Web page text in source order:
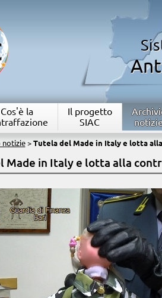
Cos'è la
Il progetto
SIAC
notizie> Tutela del Made in Italy e lotta
Made in Italy e lotta alla